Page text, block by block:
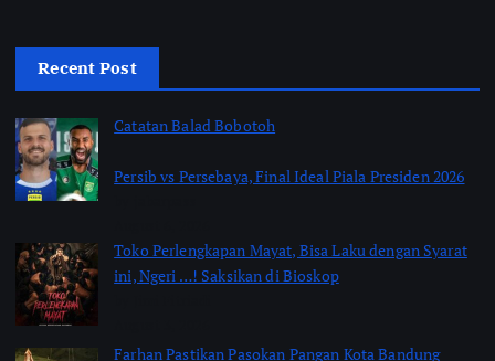
Recent Post
Catatan Balad Bobotoh
Persib vs Persebaya, Final Ideal Piala Presiden 2026
Toko Perlengkapan Mayat, Bisa Laku dengan Syarat
ini, Ngeri …! Saksikan di Bioskop
Farhan Pastikan Pasokan Pangan Kota Bandung